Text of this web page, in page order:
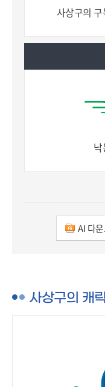
사상구의
AI 다
사상구의 캐